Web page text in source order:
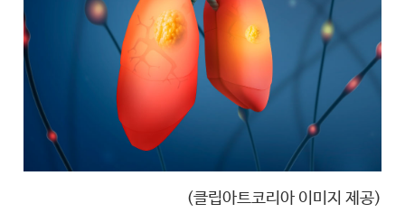
(클립아트코리아 이미지 제공)